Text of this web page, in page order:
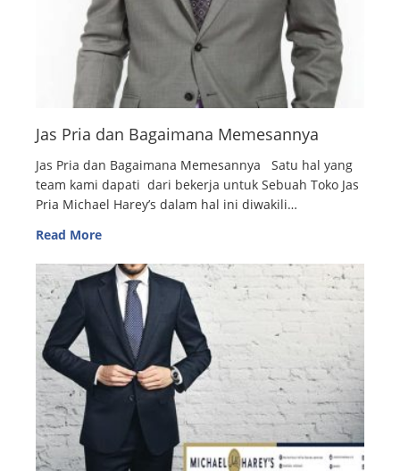
Jas Pria dan Bagaimana Memesannya
Jas Pria dan Bagaimana Memesannya Satu hal yang
team kami dapati dari bekerja untuk Sebuah Toko Jas
Pria Michael Harey’s dalam hal ini diwakili…
Read More